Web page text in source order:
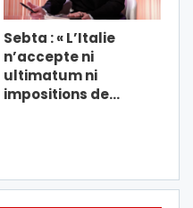
Sebta : « L’Italie
n’accepte ni
ultimatum ni
impositions de…